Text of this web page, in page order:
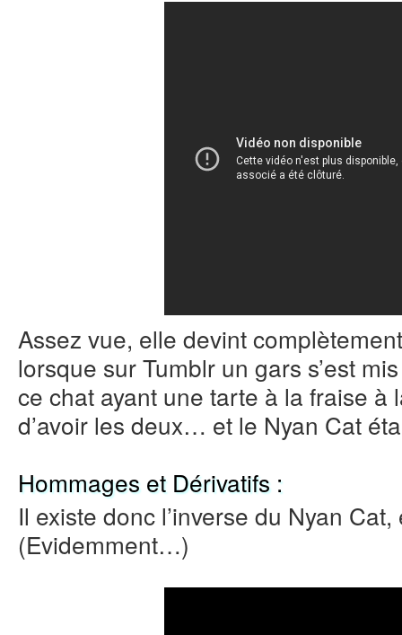
Assez vue, elle devint
lorsque sur Tumblr un gars s’est
ce chat ayant une tarte à la fraise à
d’avoir les deux… et le Nyan Cat
Hommages et Dérivatifs :
Il existe donc l’inverse du Nyan
(Evidemment…)